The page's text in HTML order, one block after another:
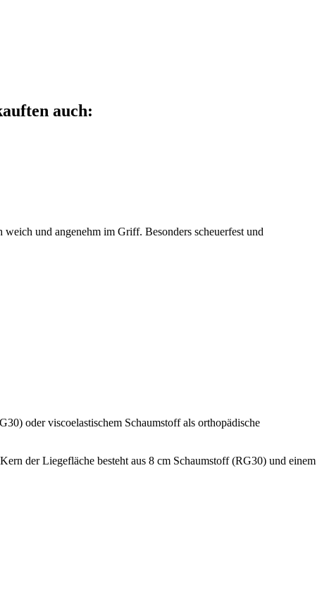
auch:
weich und angenehm im Griff. Besonders scheuerfest und
oder viscoelastischem Schaumstoff als orthopädische
der Liegefläche besteht aus 8 cm Schaumstoff (RG30) und einem